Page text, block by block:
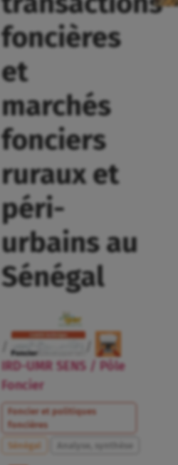
foncières
et
marchés
fonciers
ruraux et
péri-
urbains au
Sénégal
IRD-UMR SENS / Pôle
Foncier
Foncier et politiques
foncières
Sénégal